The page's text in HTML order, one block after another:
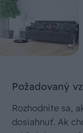
Požadovaný
Rozhodnite sa,
dosiahnuť. Ak